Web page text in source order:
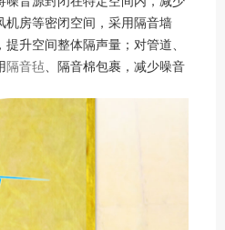
房等密闭空间，采用隔音墙
升空间整体隔声量；对管道、
隔音毡、隔音棉包裹，减少噪音